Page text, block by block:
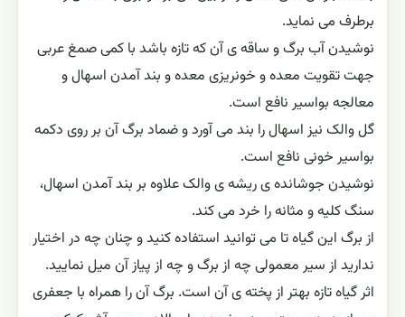
برطرف مى نماید.
نوشیدن آب برگ و ساقه ی آن که تازه باشد با کمى صمغ عربى
جهت تقویت معده و خونریزى معده و بند آمدن اسهال و
معالجه بواسیر نافع است.
گل والک نیز اسهال را بند مى آورد و ضماد برگ آن بر روى دکمه
بواسیر خونى نافع است.
نوشیدن جوشانده ى ریشه ی والک علاوه بر بند آمدن اسهال،
سنگ کلیه و مثانه را خرد مى کند.
از برگ این گیاه تا می توانید استفاده کنید و چنان چه در اختیار
ندارید از سیر معمولی چه از برگ و چه از پیاز آن میل نمایید.
اثر گیاه تازه بهتر از پخته ی آن است. برگ آن را همراه با جعفری